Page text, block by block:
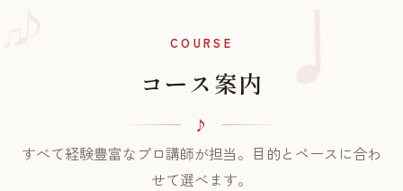
♪ COURSE
コース案内
すべて経験豊富なプロ講師が担当。目的とペースに合わ
せて選べます。